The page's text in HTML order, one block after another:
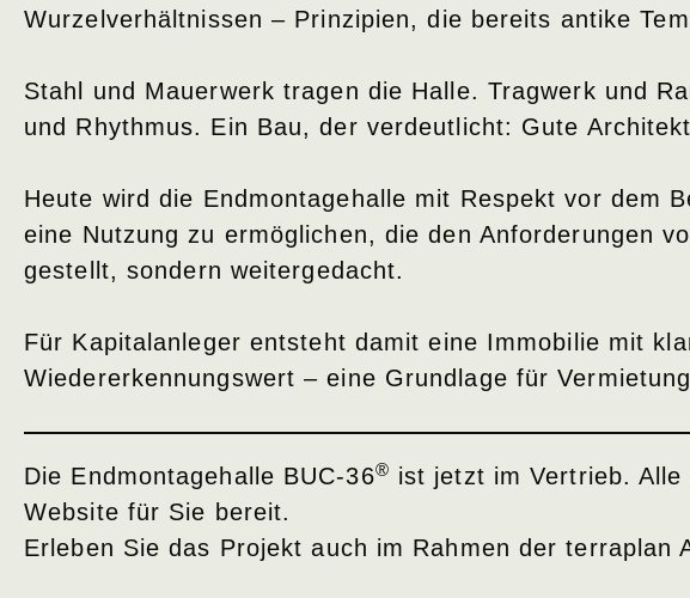
Wurzelverhältnissen – Prinzipien, die bereits antike
Stahl und Mauerwerk tragen die Halle. Tragwerk und
und Rhythmus. Ein Bau, der verdeutlicht: Gute
Heute wird die Endmontagehalle mit Respekt vor dem
eine Nutzung zu ermöglichen, die den Anforderungen
gestellt, sondern weitergedacht.
Für Kapitalanleger entsteht damit eine Immobilie mit
Wiedererkennungswert – eine Grundlage für
Die Endmontagehalle BUC-36® ist jetzt im Vertrieb. Alle
Website für Sie bereit.
Erleben Sie das Projekt auch im Rahmen der